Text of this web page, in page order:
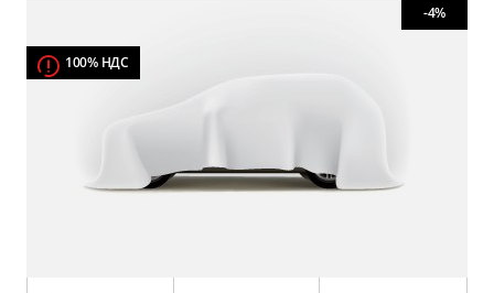
100% НДС
-4%